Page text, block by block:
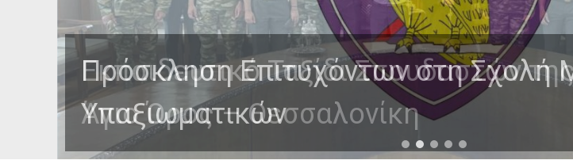
Εκπαιδευτικό Ταξίδι Σπουδαστών
Άγιο Όρος – Θεσσαλονίκη